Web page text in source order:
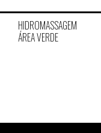
HIDROMASSAGEM
ÁREA VERDE